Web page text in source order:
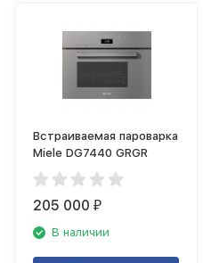
Встраиваемая пароварка
Miele DG7440 GRGR
205 000₽
В наличии